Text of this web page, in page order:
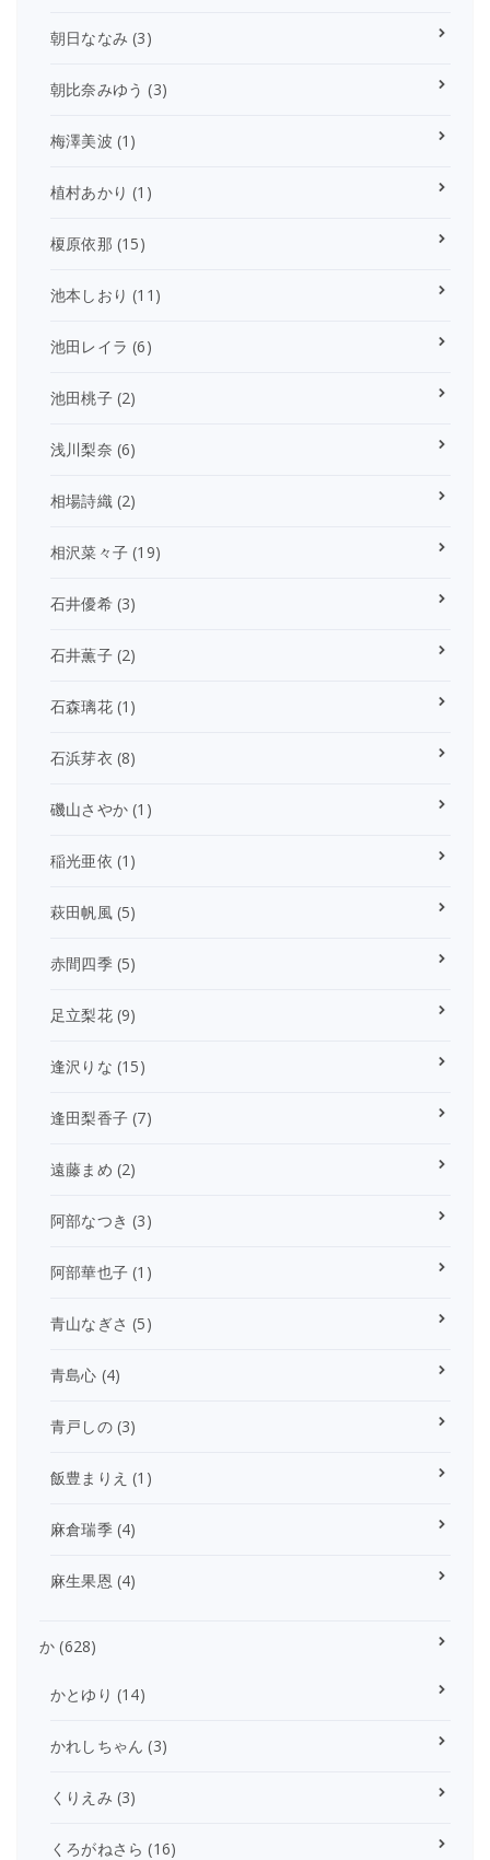
朝日ななみ (3)
朝比奈みゆう (3)
梅澤美波 (1)
植村あかり (1)
榎原依那 (15)
池本しおり (11)
池田レイラ (6)
池田桃子(2)
浅川梨奈 (6)
相場詩織 (2)
相沢菜々子 (19)
石井優希(3)
石井薫子(2)
石森璃花(1)
石浜芽衣 (8)
磯山さやか (1)
稲光亜依 (1)
萩田帆風(5)
赤間四季(5)
足立梨花(9)
逢沢りな (15)
逢田梨香子 (7)
遠藤まめ (2)
阿部なつき (3)
阿部華也子 (1)
青山なぎさ (5)
青島心 (4)
青戸しの(3)
飯豊まりえ (1)
麻倉瑞季(4)
麻生果恩 (4)
か (628)
かとゆり (14)
かれしちゃん (3)
くりえみ (3)
くろがねさら (16)